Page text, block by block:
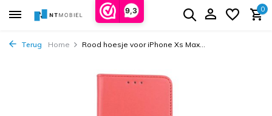
9,3 0
Terug Home Rood hoesje voor iPhone Xs Max...